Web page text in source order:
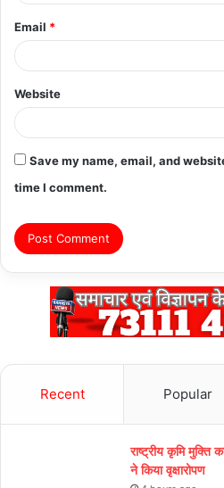
Email *
Website
Save my name, email, and
time I comment.
Recent Popular
राष्ट्रीय कृमि मुक्ति
ने किया वृक्षारोपण